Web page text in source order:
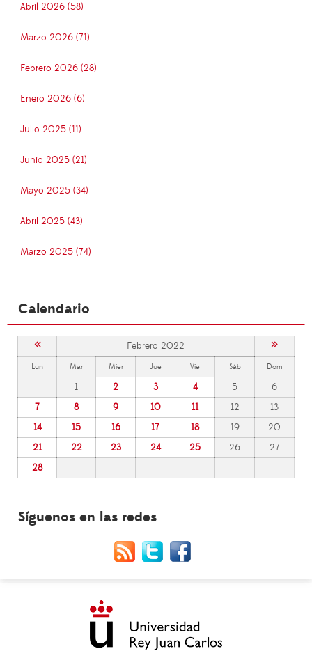
Abril 2026 (58)
Marzo 2026 (71)
Febrero 2026 (28)
Enero 2026 (6)
Julio 2025 (11)
Junio 2025 (21)
Mayo 2025 (34)
Abril 2025 (43)
Marzo 2025 (74)
Calendario
« Febrero 2022 »
Lun Mar Mier Jue Vie Sáb Dom
1 2 3 4 5
6
7
8 9 10 11 12
13
14
15 16 17 18 19
20
21
22 23 24 25 26
27
28
Síguenos en las redes